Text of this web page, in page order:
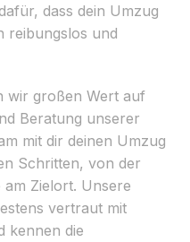
dass dein Umzug
reibungslos und
wir großen Wert auf
Beratung unserer
mit dir deinen Umzug
Schritten, von der
Zielort. Unsere
vertraut mit
kennen die